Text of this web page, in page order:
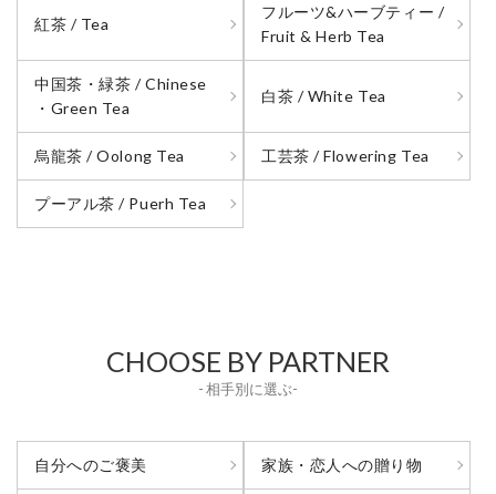
紅茶 / Tea
フルーツ&ハーブティー /
Fruit & Herb Tea
中国茶・緑茶 / Chinese
・Green Tea
白茶 / White Tea
烏龍茶 / Oolong Tea 工芸茶 / Flowering Tea
プーアル茶 / Puerh Tea
CHOOSE BY PARTNER
- 相手別に選ぶ-
自分へのご褒美 家族・恋人への贈り物